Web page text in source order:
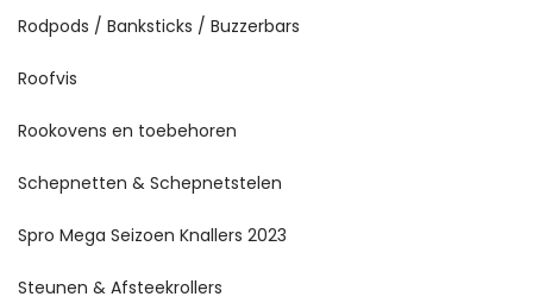
Rodpods / Banksticks / Buzzerbars
Roofvis
Rookovens en toebehoren
Schepnetten & Schepnetstelen
Spro Mega Seizoen Knallers 2023
Steunen & Afsteekrollers